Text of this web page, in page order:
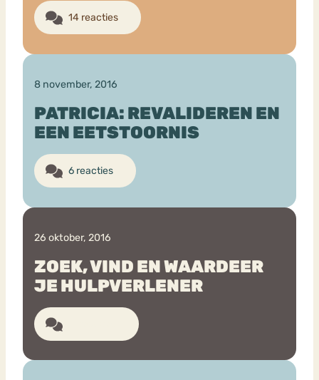
14 reacties
8 november, 2016
PATRICIA: REVALIDEREN EN
EEN EETSTOORNIS
6 reacties
26 oktober, 2016
ZOEK, VIND EN WAARDEER
JE HULPVERLENER